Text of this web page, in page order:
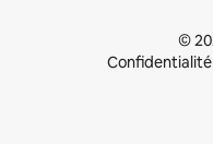
©
Confidentialité